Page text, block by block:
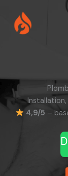
contenu
4,9/5 –